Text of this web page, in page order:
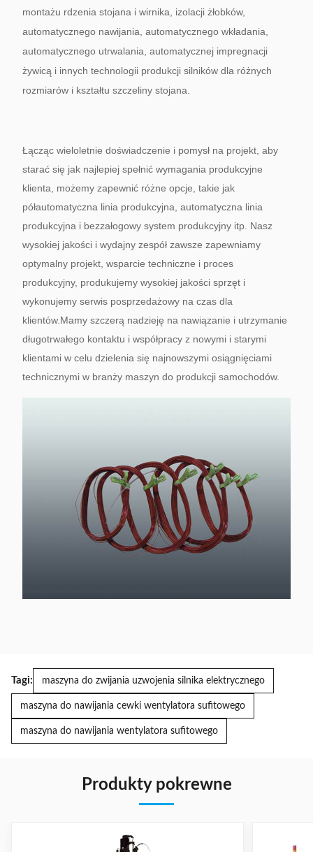
montażu rdzenia stojana i wirnika, izolacji żłobków,
automatycznego nawijania, automatycznego wkładania,
automatycznego utrwalania, automatycznej impregnacji
żywicą i innych technologii produkcji silników dla różnych
rozmiarów i kształtu szczeliny stojana.
Łącząc wieloletnie doświadczenie i pomysł na projekt, aby
starać się jak najlepiej spełnić wymagania produkcyjne
klienta, możemy zapewnić różne opcje, takie jak
półautomatyczna linia produkcyjna, automatyczna linia
produkcyjna i bezzałogowy system produkcyjny itp. Nasz
wysokiej jakości i wydajny zespół zawsze zapewniamy
optymalny projekt, wsparcie techniczne i proces
produkcyjny, produkujemy wysokiej jakości sprzęt i
wykonujemy serwis posprzedażowy na czas dla
klientów.Mamy szczerą nadzieję na nawiązanie i utrzymanie
długotrwałego kontaktu i współpracy z nowymi i starymi
klientami w celu dzielenia się najnowszymi osiągnięciami
technicznymi w branży maszyn do produkcji samochodów.
Tagi: maszyna do zwijania uzwojenia silnika elektrycznego
maszyna do nawijania cewki wentylatora sufitowego
maszyna do nawijania wentylatora sufitowego
Produkty pokrewne